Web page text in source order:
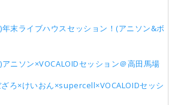
末ライブハウスセッション！(アニソン&ボ
ニソン×VOCALOIDセッション＠高田馬場
ろ×けいおん×supercell×VOCALOIDセッシ